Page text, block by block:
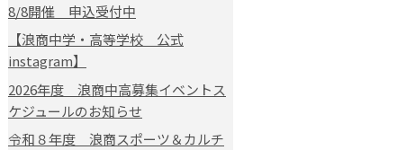
8/8開催 申込受付中
【浪商中学・高等学校 公式
instagram】
2026年度 浪商中高募集イベントス
ケジュールのお知らせ
令和８年度 浪商スポーツ＆カルチ